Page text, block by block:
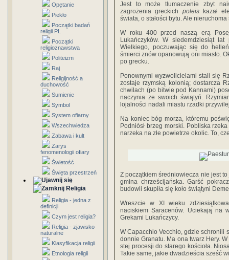
Opętanie
Piekło
Początki badań
religii PL
Początki
religioznawstwa
Politeizm
Raj
Religijność a
duchowość
Sumienie
Symbol
System ofiarny
Wszechwiedza
Zabawa i kult
Zarys
fenomenologii ofiary
Świetość
Święta przestrzeń
Religia
Religia - jedna z
definicji
Czym jest religia?
Religia - zjawisko
naturalne
Klasyfikacja religii
Etnologia religii
Jest to może tłumaczenie zbyt
zagrożenia grec­kich poleiskazał
świata, o stałości bytu. Ale
W roku 400 przed naszą erą
Lukańczyków. W siedemdziesiąt
Wielkiego, po­czuwając się do
śmierci znów opanowują oni miasto.
po grecku.
Ponownymi wyzwolicielami stali się
zostaje rzymską kolonią; dostarcza
chwi­lach (po bitwie pod Kannami)
naczynia ze swoich świątyń.
lojalności nadali miastu rzadki
Na koniec bóg morza, któremu
Pod­niósł brzeg morski. Pobliska
narzeka na złe powietrze okolic. To,
Z początkiem średniowiecza nie jest
gmina chrześcijańska. Garść
budowli skupiła się koło świątyni
Wreszcie w XI wieku
naciskiem Saracenów. Uciekają na
Grekami Lukańczycy.
W Capacchio Vecchio, gdzie schronili
donnie Granatu. Ma ona twarz Hery.
stej procesji do starego kościoła.
Takie same, jakie dwadzieścia sześć